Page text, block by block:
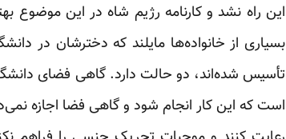
این راه نشد و کارنامه رژیم شاه در این موضوع
بسیاری از خانواده‌ها مایلند که دخترشان در
تأسیس شده‌اند، دو حالت دارد. گاهی فضای
است که این کار انجام شود و گاهی فضا اجازه